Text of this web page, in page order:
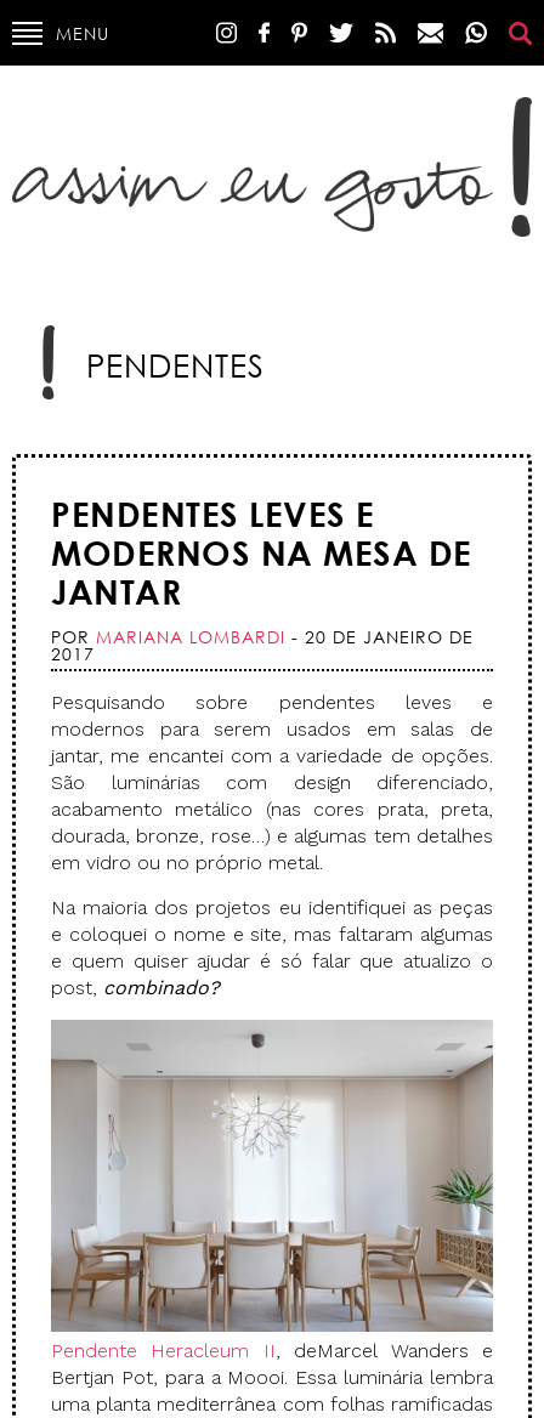
MENU
PENDENTES
PENDENTES LEVES E
MODERNOS NA MESA DE
JANTAR
POR MARIANA LOMBARDI - 20 DE JANEIRO DE
2017
Pesquisando sobre pendentes leves e
modernos para serem usados em salas de
jantar, me encantei com a variedade de opções.
São luminárias com design diferenciado,
acabamento metálico (nas cores prata, preta,
dourada, bronze, rose…) e algumas tem detalhes
em vidro ou no próprio metal.
Na maioria dos projetos eu identifiquei as peças
e coloquei o nome e site, mas faltaram algumas
e quem quiser ajudar é só falar que atualizo o
post, combinado?
Pendente Heracleum II, deMarcel Wanders e
Bertjan Pot, para a Moooi. Essa luminária lembra
uma planta mediterrânea com folhas ramificadas